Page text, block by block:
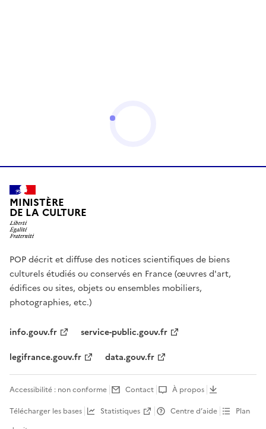
MINISTÈRE
DE LA CULTURE
POP décrit et diffuse des notices scientifiques de biens
culturels étudiés ou conservés en France (œuvres d'art,
édifices ou sites, objets ou ensembles mobiliers,
photographies, etc.)
info.gouv.fr
service-public.gouv.fr
legifrance.gouv.fr
data.gouv.fr
Accessibilité : non conforme Contact
À propos
Télécharger les bases
Statistiques Centre d’aide
Plan